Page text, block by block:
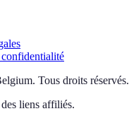
. Tous droits réservés.
liens affiliés.